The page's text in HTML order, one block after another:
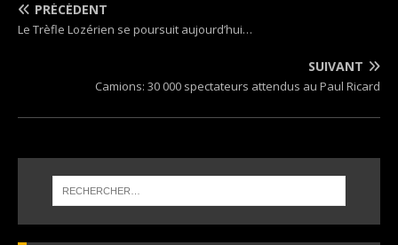
PRÉCÉDENT
Le Trèfle Lozérien se poursuit aujourd’hui…
SUIVANT
Camions: 30 000 spectateurs attendus au Paul Ricard